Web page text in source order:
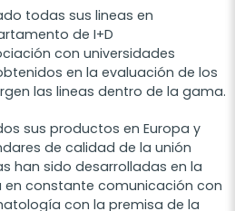
todas sus lineas en
de I+D
con universidades
en la evaluación de los
las lineas dentro de la gama.
sus productos en Europa y
de calidad de la unión
han sido desarrolladas en la
en constante comunicación con
con la premisa de la